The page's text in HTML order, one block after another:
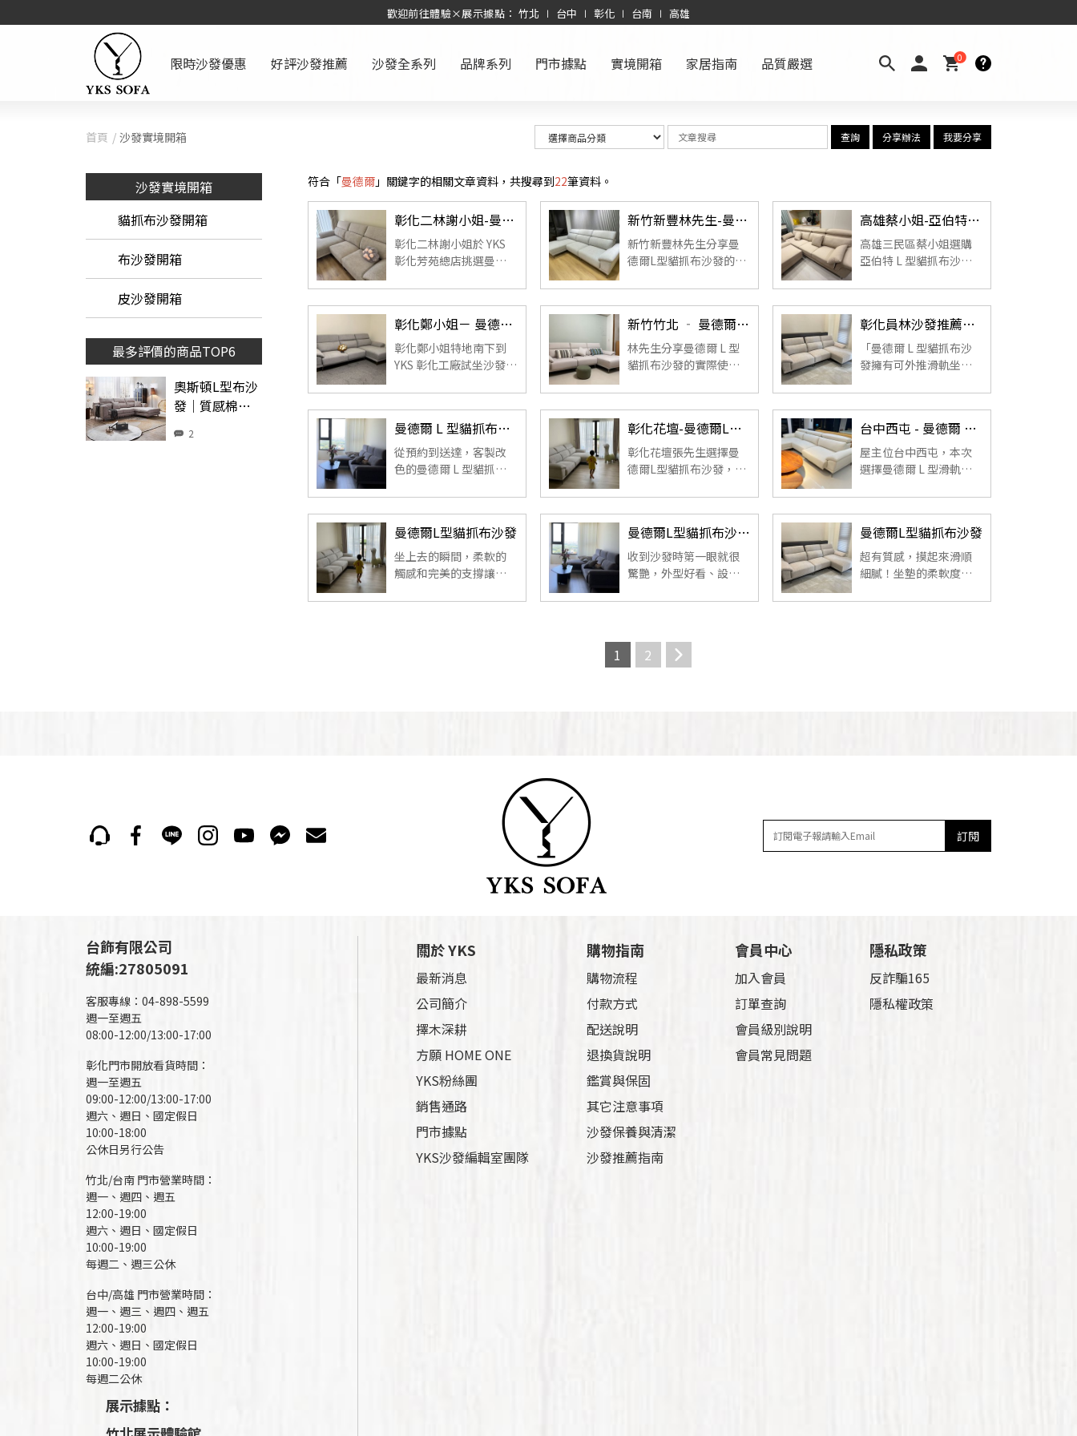
歡迎前往體驗×展示據點： 竹北 ∣ 台中 ∣ 彰化 ∣ 台南 ∣ 高雄
限時沙發優惠 好評沙發推薦 沙發全系列 品牌系列 門市據點 實境開箱 家居指南 品質嚴選 0
首頁 沙發實境開箱 查詢 分享辦法 我要分享
沙發實境開箱
貓抓布沙發開箱
布沙發開箱
皮沙發開箱
最多評價的商品TOP6
奧斯頓L型布沙
發｜質感棉麻
布 × 高密度彈
力坐墊 × 穩固
2
符合「曼德爾」關鍵字的相關文章資料，共搜尋到22筆資料。
彰化二林謝小姐-曼德爾L型貓抓布沙發｜沙發開箱心得
彰化二林謝小姐於 YKS
彰化芳苑總店挑選曼德
享門市試坐、顧問介
紹、可調頭靠與滑軌坐
墊的實際使用心得。 ...
新竹新豐林先生-曼德爾L型貓抓布沙發｜沙發開箱心得
新竹新豐林先生分享曼
德爾L型貓抓布沙發的實
外型、高回彈坐感，到
耐磨防潑水的貓抓布材
質與金屬高腳設計，兼
顧美觀、舒適與日常清
潔便利，讓客廳成為...
高雄蔡小姐-亞伯特L型貓抓布沙發｜沙發開箱心得
高雄三民區蔡小姐選購
亞伯特 L 型貓抓布沙
間變得溫柔又有家的感
覺。坐感支撐佳、延伸
設計實用，是每天回家
最放鬆的角落。
彰化鄭小姐－ 曼德爾L型貓抓布沙發｜沙發開箱心得
彰化鄭小姐特地南下到
YKS 彰化工廠試坐沙發，
布就決定帶回家。服務
親切、配送迅速，家人
一致滿意，是一次非常
愉快的購物體驗。 ...
新竹竹北 ‐ 曼德爾 L 型貓抓布沙發｜林先生好評沙發開箱
林先生分享曼德爾 L 型
貓抓布沙發的實際使用
滑軌加深坐墊、偏硬但
舒適的支撐坐感，以及
掃地機器人可進出的高
度設計，是實用性與外
觀兼具的選擇。 ...
彰化員林沙發推薦｜曼德爾 L 型貓抓布沙發實拍（可延伸滑軌坐墊）入住分享
「曼德爾 L 型貓抓布沙
發擁有可外推滑軌坐墊
李先生一家使用後都覺
得舒適、耐用又好清
潔。」 ...
曼德爾 L 型貓抓布沙發(客製改色)｜新竹‐陳小姐好評沙發開箱
從預約到送達，客製改
色的曼德爾 L 型貓抓布
布料表現皆超出預期。 ...
彰化花壇-曼德爾L型貓抓布沙發｜張先生入住實拍
彰化花壇張先生選擇曼
德爾L型貓抓布沙發，入
氛圍都有明顯提升，是
兼具包覆感與實用性的
日常休憩沙發。 ...
台中西屯 - 曼德爾 L 型貓抓布沙發｜王小姐入住實拍分享
屋主位台中西屯，本次
選擇曼德爾 L 型滑軌貓
市深受好評，坐感扎
實、滑軌好調整，貓抓
布又耐用好整理。這篇
帶你看看屋主的實際入
住房體驗。 ...
曼德爾L型貓抓布沙發
坐上去的瞬間，柔軟的
觸感和完美的支撐讓人
個人都被包圍在溫暖的
曼德爾L型貓抓布沙發(客製改色)
收到沙發時第一眼就很
驚艷，外型好看、設計
提升整體質感。
曼德爾L型貓抓布沙發
超有質感，摸起來滑順
細膩！坐墊的柔軟度剛
會太硬
1 2
訂閱
台飾有限公司
統編:27805091
客服專線：04-898-5599
週一至週五
08:00-12:00/13:00-17:00
彰化門市開放看貨時間：
週一至週五
09:00-12:00/13:00-17:00
週六、週日、國定假日
10:00-18:00
公休日另行公告
竹北/台南 門市營業時間：
週一、週四、週五
12:00-19:00
週六、週日、國定假日
10:00-19:00
每週二、週三公休
台中/高雄 門市營業時間：
週一、週三、週四、週五
12:00-19:00
週六、週日、國定假日
10:00-19:00
每週二公休
展示據點：
關於 YKS
最新消息
公司簡介
擇木深耕
方願 HOME ONE
YKS粉絲團
銷售通路
門市據點
YKS沙發編輯室團隊
購物指南
購物流程
付款方式
配送說明
退換貨說明
鑑賞與保固
其它注意事項
沙發保養與清潔
沙發推薦指南
會員中心
加入會員
訂單查詢
會員級別說明
會員常見問題
隱私政策
反詐騙165
隱私權政策